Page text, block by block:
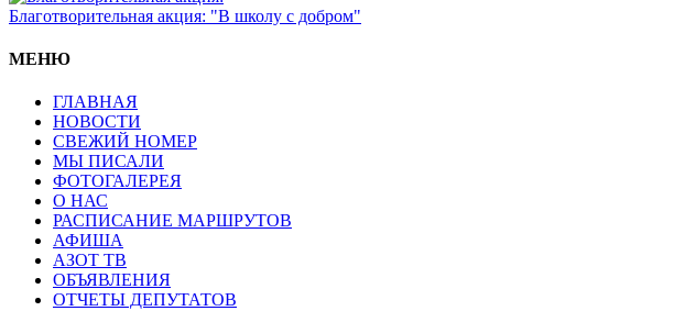
Благотворительная акция: "В школу с добром"
МЕНЮ
ГЛАВНАЯ
НОВОСТИ
СВЕЖИЙ НОМЕР
МЫ ПИСАЛИ
ФОТОГАЛЕРЕЯ
О НАС
РАСПИСАНИЕ МАРШРУТОВ
АФИША
АЗОТ ТВ
ОБЪЯВЛЕНИЯ
ОТЧЕТЫ ДЕПУТАТОВ